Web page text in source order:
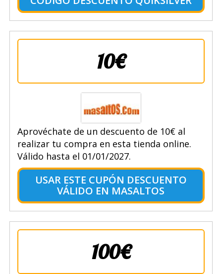
10€
Aprovéchate de un descuento de 10€ al
realizar tu compra en esta tienda online.
Válido hasta el 01/01/2027.
USAR ESTE CUPÓN DESCUENTO
VÁLIDO EN MASALTOS
100€